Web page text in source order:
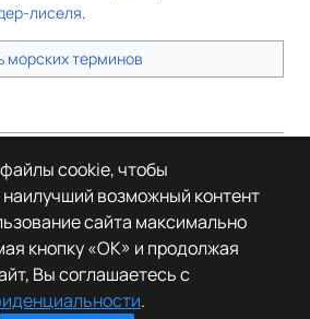
лиселя.
морских терминов
была отредактирована 17 июня 2026 года в
Игры «Мир танков», «Мир кораблей», Tanks
собственности третьих лиц. Все
лиц принадлежат их законным
О Леста Wiki
cookie, чтобы
возможный контент
сайта максимально
кнопку «OK» и продолжая
Вы соглашаетесь с
.